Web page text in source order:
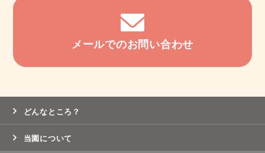
メールでのお問い合わせ
どんなところ？
当園について